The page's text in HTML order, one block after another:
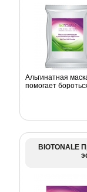
Альгинатная
помогает
BIOTONALE